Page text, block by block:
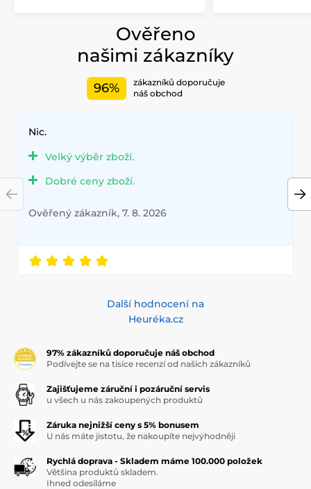
Ověřeno
našimi zákazníky
96%
zákazníků doporučuje
náš obchod
Nic.
Velký výběr zboží.
Dobré ceny zboží.
Ověřený zákazník, 7. 8. 2026
Další hodnocení na
Heuréka.cz
97% zákazníků doporučuje náš obchod
Podívejte se na tisíce recenzí od našich zákazníků
Zajišťujeme záruční i pozáruční servis
u všech u nás zakoupených produktů
Záruka nejnižší ceny s 5% bonusem
U nás máte jistotu, že nakoupíte nejvýhodněji
Rychlá doprava - Skladem máme 100.000 položek
Většina produktů skladem.
Ihned odesíláme